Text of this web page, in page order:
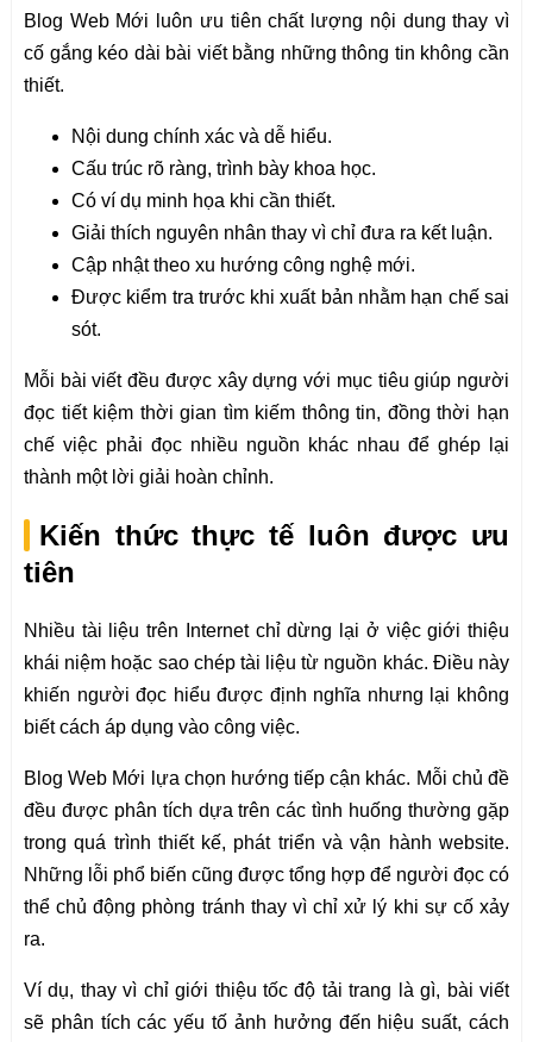
Blog Web Mới luôn ưu tiên chất lượng nội dung thay vì
cố gắng kéo dài bài viết bằng những thông tin không cần
thiết.
Nội dung chính xác và dễ hiểu.
Cấu trúc rõ ràng, trình bày khoa học.
Có ví dụ minh họa khi cần thiết.
Giải thích nguyên nhân thay vì chỉ đưa ra kết luận.
Cập nhật theo xu hướng công nghệ mới.
Được kiểm tra trước khi xuất bản nhằm hạn chế sai
sót.
Mỗi bài viết đều được xây dựng với mục tiêu giúp người
đọc tiết kiệm thời gian tìm kiếm thông tin, đồng thời hạn
chế việc phải đọc nhiều nguồn khác nhau để ghép lại
thành một lời giải hoàn chỉnh.
Kiến thức thực tế luôn được ưu
tiên
Nhiều tài liệu trên Internet chỉ dừng lại ở việc giới thiệu
khái niệm hoặc sao chép tài liệu từ nguồn khác. Điều này
khiến người đọc hiểu được định nghĩa nhưng lại không
biết cách áp dụng vào công việc.
Blog Web Mới lựa chọn hướng tiếp cận khác. Mỗi chủ đề
đều được phân tích dựa trên các tình huống thường gặp
trong quá trình thiết kế, phát triển và vận hành website.
Những lỗi phổ biến cũng được tổng hợp để người đọc có
thể chủ động phòng tránh thay vì chỉ xử lý khi sự cố xảy
ra.
Ví dụ, thay vì chỉ giới thiệu tốc độ tải trang là gì, bài viết
sẽ phân tích các yếu tố ảnh hưởng đến hiệu suất, cách